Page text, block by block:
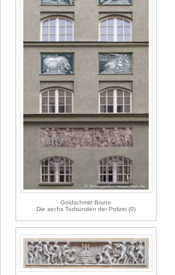
Goldschmitt Bruno
Die sechs Todsünden der Polizei (0)